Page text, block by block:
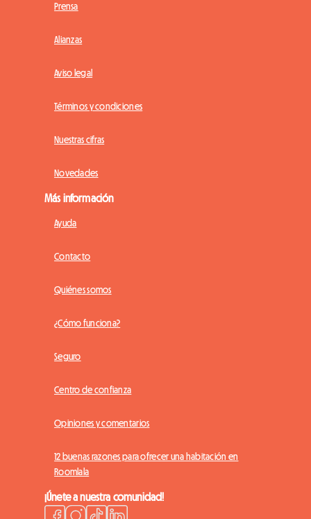
Prensa
Alianzas
Aviso legal
Términos y condiciones
Nuestras cifras
Novedades
Más información
Ayuda
Contacto
Quiénes somos
¿Cómo funciona?
Seguro
Centro de confianza
Opiniones y comentarios
12 buenas razones para ofrecer una habitación en
Roomlala
¡Únete a nuestra comunidad!